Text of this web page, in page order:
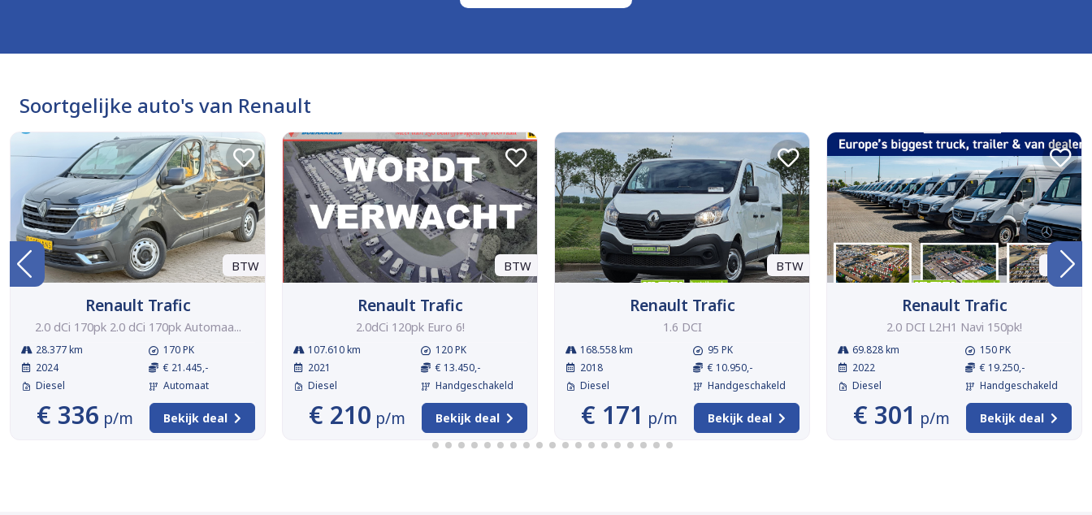
Soortgelijke auto's van Renault
BTW
Renault Trafic
2.0 dCi 170pk 2.0 dCi 170pk Automaa...
28.377 km
2024
Diesel
170 PK
€ 21.445,-
Automaat
€ 336 p/m Bekijk deal
BTW
Renault Trafic
2.0dCi 120pk Euro 6!
107.610 km
2021
Diesel
120 PK
€ 13.450,-
Handgeschakeld
€ 210 p/m Bekijk deal
BTW
Renault Trafic
1.6 DCI
168.558 km
2018
Diesel
95 PK
€ 10.950,-
Handgeschakeld
€ 171 p/m Bekijk deal
BTW
Renault Trafic
2.0 DCI L2H1 Navi 150pk!
69.828 km
2022
Diesel
150 PK
€ 19.250,-
Handgeschakeld
€ 301 p/m Bekijk deal